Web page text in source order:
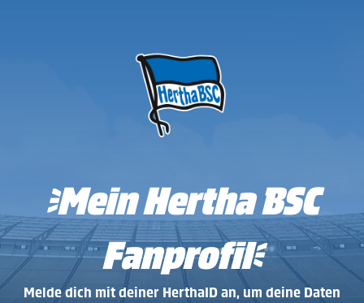
[>]Mein Hertha BSC
Fanprofil[<]
Melde dich mit deiner HerthaID an, um deine Daten